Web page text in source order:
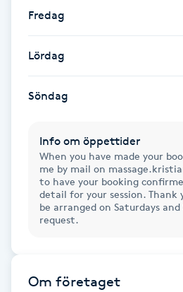
Gellack med förstärkning
Gravidmassage
Gravidyoga
Gruppträning
Gua Sha-massage
Fredag
Lördag
Söndag
Info om öppettider
When you have made your
me by mail on
to have your booking
detail for your session. Thank
be arranged on Saturdays and
request.
Om företaget